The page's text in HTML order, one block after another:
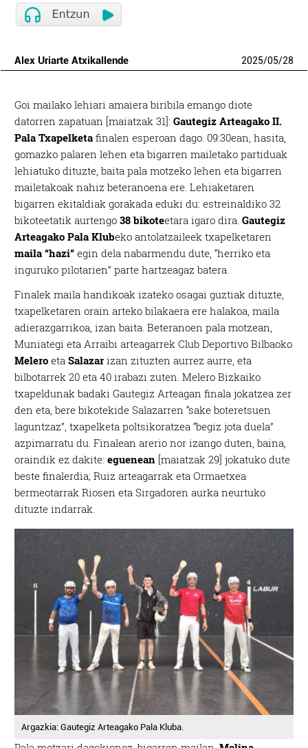
Alex Uriarte Atxikallende 2025/05/28
Goi mailako lehiari amaiera biribila emango diote
datorren zapatuan [maiatzak 31]:Gautegiz Arteagako II.
Pala Txapelketa finalen esperoan dago. 09:30ean, hasita,
gomazko palaren lehen eta bigarren mailetako partiduak
lehiatuko dituzte, baita pala motzeko lehen eta bigarren
mailetakoak nahiz beteranoena ere. Lehiaketaren
bigarren ekitaldiak gorakada eduki du: estreinaldiko 32
bikoteetatik aurtengo38 bikoteetara igaro dira.Gautegiz
Arteagako Pala Klubeko antolatzaileek txapelketaren
maila “hazi” egin dela nabarmendu dute, “herriko eta
inguruko pilotarien” parte hartzeagaz batera.
Finalek maila handikoak izateko osagai guztiak dituzte,
txapelketaren orain arteko bilakaera ere halakoa, maila
adierazgarrikoa, izan baita. Beteranoen pala motzean,
Muniategi eta Arraibi arteagarrek Club Deportivo Bilbaoko
Melero etaSalazar izan zituzten aurrez aurre, eta
bilbotarrek 20 eta 40 irabazi zuten. Melero Bizkaiko
txapeldunak badaki Gautegiz Arteagan finala jokatzea zer
den eta, bere bikotekide Salazarren “sake boteretsuen
laguntzaz”, txapelketa poltsikoratzea “begiz jota duela”
azpimarratu du. Finalean arerio nor izango duten, baina,
oraindik ez dakite:eguenean [maiatzak 29] jokatuko dute
beste finalerdia; Ruiz arteagarrak eta Ormaetxea
bermeotarrak Riosen eta Sirgadoren aurka neurtuko
dituzte indarrak.
Argazkia: Gautegiz Arteagako Pala Kluba.